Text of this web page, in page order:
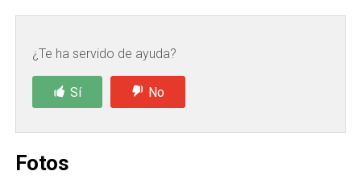
¿Te ha servido de ayuda?
Sí No
Fotos